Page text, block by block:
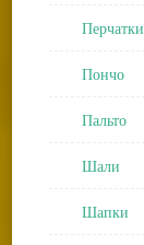
Перчатки
Пончо
Пальто
Шали
Шапки